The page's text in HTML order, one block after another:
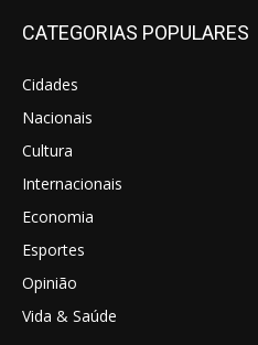
CATEGORIAS POPULARES
Cidades
Nacionais
Cultura
Internacionais
Economia
Esportes
Opinião
Vida & Saúde